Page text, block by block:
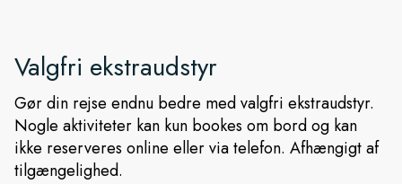
Valgfri ekstraudstyr
Gør din rejse endnu bedre med valgfri ekstraudstyr.
Nogle aktiviteter kan kun bookes om bord og kan
ikke reserveres online eller via telefon. Afhængigt af
tilgængelighed.